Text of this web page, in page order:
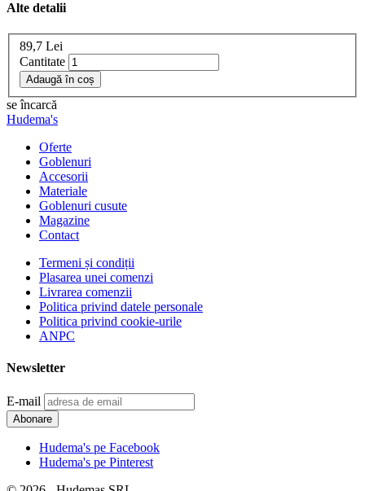
Alte detalii
89,7 Lei
Cantitate
se încarcă
Hudema's
Oferte
Goblenuri
Accesorii
Materiale
Goblenuri cusute
Magazine
Contact
Termeni și condiții
Plasarea unei comenzi
Livrarea comenzii
Politica privind datele personale
Politica privind cookie-urile
ANPC
Newsletter
E-mail
Hudema's pe Facebook
Hudema's pe Pinterest